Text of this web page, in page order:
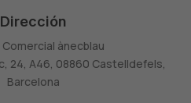
Dirección
ànecblau
24, A46, 08860 Castelldefels,
Barcelona